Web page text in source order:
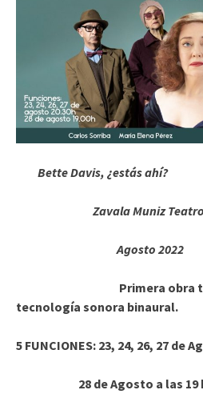
Bette Davis, ¿estás ahí?
Zavala Muniz Teatro
Agosto 2022
Primera obra teatral
tecnología sonora binaural.
5 FUNCIONES: 23, 24, 26, 27 de
28 de Agosto a las 19